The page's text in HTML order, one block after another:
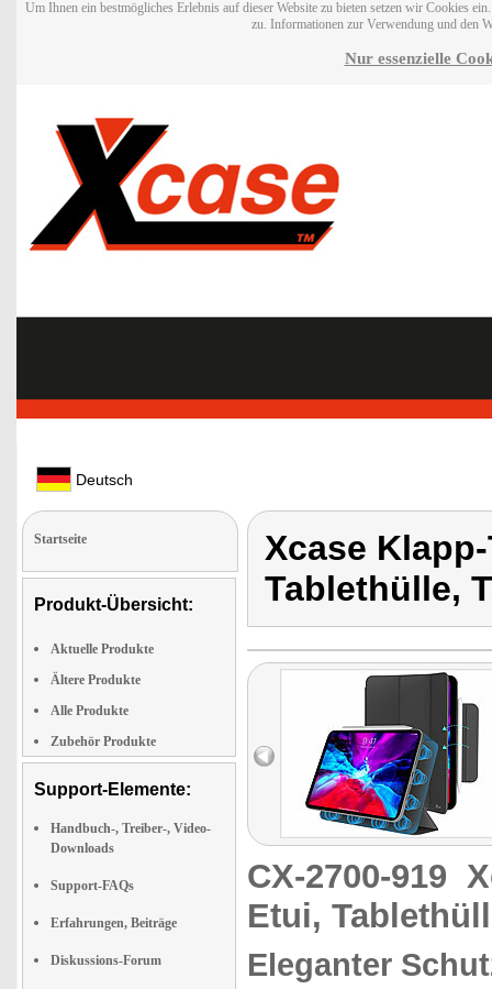
Um Ihnen ein bestmögliches Erlebnis auf dieser Website zu bieten setzen wir Cookies
zu. Informationen zur Verwendung und den
Nur essenzielle
Deutsch
Startseite
Produkt-Übersicht:
Aktuelle Produkte
Ältere Produkte
Alle Produkte
Zubehör Produkte
Support-Elemente:
Handbuch-, Treiber-, Video-
Downloads
Support-FAQs
Erfahrungen, Beiträge
Diskussions-Forum
Xcase
Tablethülle,
CX-2700-919
Etui,
Eleganter